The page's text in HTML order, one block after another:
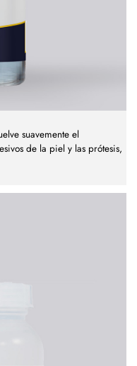
suavemente el
de la piel y las prótesis,